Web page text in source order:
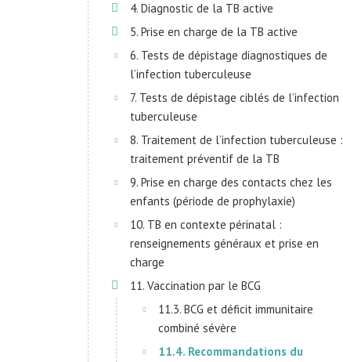
4. Diagnostic de la TB active
5. Prise en charge de la TB active
6. Tests de dépistage diagnostiques de
l’infection tuberculeuse
7. Tests de dépistage ciblés de l’infection
tuberculeuse
8. Traitement de l’infection tuberculeuse :
traitement préventif de la TB
9. Prise en charge des contacts chez les
enfants (période de prophylaxie)
10. TB en contexte périnatal :
renseignements généraux et prise en
charge
11. Vaccination par le BCG
11.3. BCG et déficit immunitaire
combiné sévère
11.4. Recommandations du